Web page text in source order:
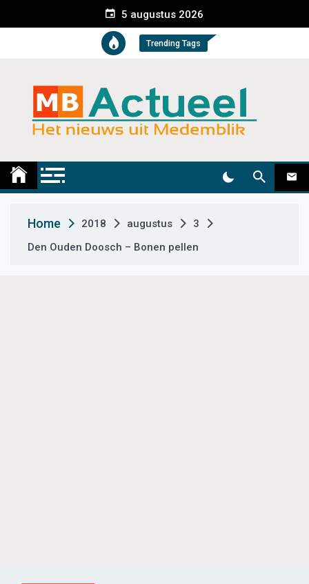
e
t
5 augustus 2026
Trending Tags
Medemblik Actueel
Home 2018 augustus
3
Den Ouden Doosch – Bonen pellen